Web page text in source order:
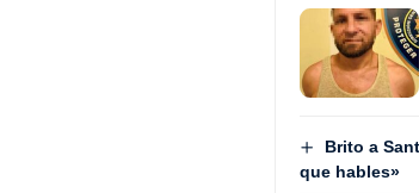
Brito a
que hables»